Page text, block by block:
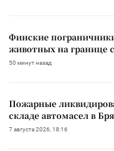
Финские
животных на границе
50 минут назад
Пожарные
складе автомасел в
7 августа 2026, 18:16